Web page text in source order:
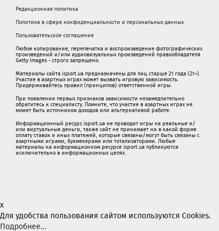
Редакционная политика
Политика в сфере конфиденциальности и персональных данных
Пользовательское соглашение
Любое копирование, перепечатка и воспроизведение фотографических
произведений и/или аудиовизуальных произведений правообладателя
Getty Images - строго запрещено.
Материалы сайта isport.ua предназначены для лиц старше 21 года (21+).
Участие в азартных играх может вызвать игровую зависимость.
Придерживайтесь правил (принципов) ответственной игры.
При появлении первых признаков зависимости незамедлительно
обратитесь к специалисту. Помните, что участие в азартных играх не
может быть источником доходов или альтернативой работе.
Информационный ресурс isport.ua не проводит игры на реальные и/
или виртуальные деньги, также сайт не принимает ни в какой форме
oплaту ставок и иных платежей, которые связаны/могут быть связаны c
азартными игрaми, букмекерами или тотализаторами. Любые
материалы на информационном ресурсе isport.ua публикуютcя
исключительно в информационных целях.
x
Для удобства пользования сайтом используются Cookies.
Подробнее...